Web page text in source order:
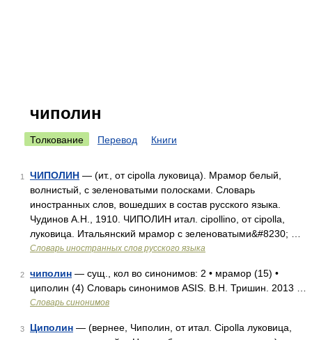
чиполин
Толкование Перевод Книги
1 ЧИПОЛИН — (ит., от cipolla луковица). Мрамор белый,
волнистый, с зеленоватыми полосками. Словарь
иностранных слов, вошедших в состав русского языка.
Чудинов А.Н., 1910. ЧИПОЛИН итал. cipollino, от cipolla,
луковица. Итальянский мрамор с зеленоватыми&#8230; …
Словарь иностранных слов русского языка
2 чиполин — сущ., кол во синонимов: 2 • мрамор (15) •
циполин (4) Словарь синонимов ASIS. В.Н. Тришин. 2013 …
Словарь синонимов
3 Циполин — (вернее, Чиполин, от итал. Cipolla луковица,